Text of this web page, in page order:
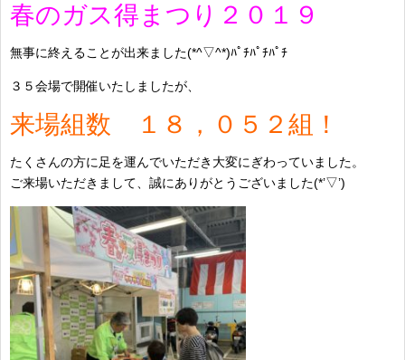
春のガス得まつり２０１９
無事に終えることが出来ました(*^▽^*)ﾊﾟﾁﾊﾟﾁﾊﾟﾁ
３５会場で開催いたしましたが、
来場組数 １８，０５２組！
たくさんの方に足を運んでいただき大変にぎわっていました。
ご来場いただきまして、誠にありがとうございました(*’▽’)